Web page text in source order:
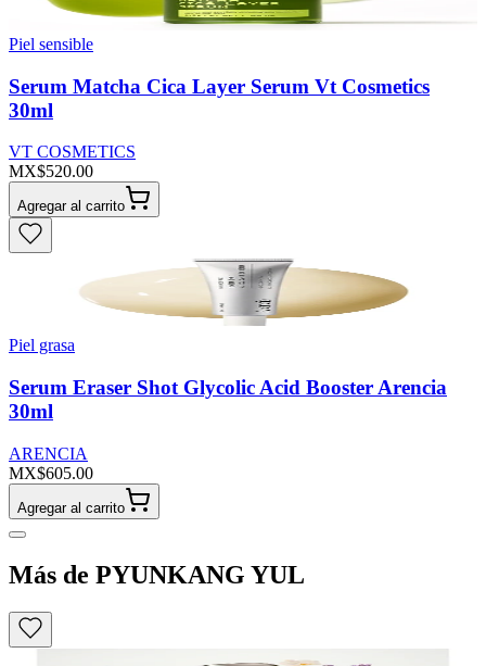
Piel sensible
Serum Matcha Cica Layer Serum Vt Cosmetics
30ml
VT COSMETICS
MX$520.00
Agregar al carrito
Piel grasa
Serum Eraser Shot Glycolic Acid Booster Arencia
30ml
ARENCIA
MX$605.00
Agregar al carrito
Más de PYUNKANG YUL